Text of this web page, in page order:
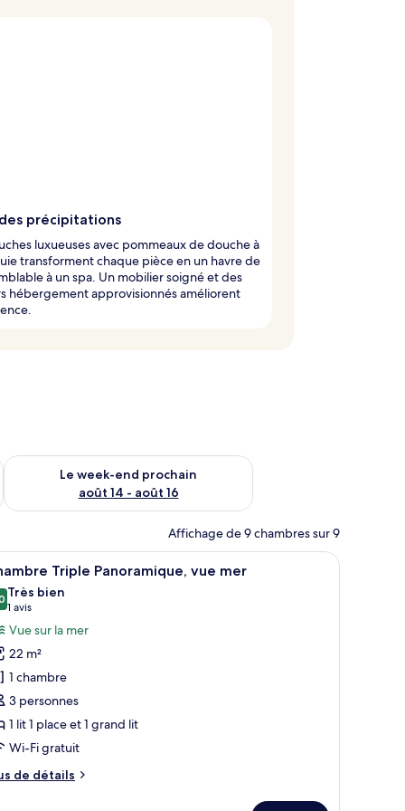
précipitations
luxueuses avec pommeaux de douche à
transforment chaque pièce en un havre de
à un spa. Un mobilier soigné et des
hébergement approvisionnés améliorent
août 7 - août 9
Le week-end prochain
août 14 - août 16
Vérifier la disponibilité pour le week-end prochain août 14 -
Affichage de 9 chambres sur 9
l’encadrement d’une porte.
donnant sur une vue côtière, avec des bateaux.
:
Une chambre à coucher avec un lit, un
5 Triple Panoramique, vue mer
sur 10
Très bien
1 avis
(1 avis)
Vue sur la mer
22 m²
1 chambre
3 personnes
1 lit 1 place et 1 grand lit
Wi-Fi gratuit
de détails